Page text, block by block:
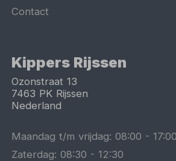
Contact
Kippers Rijssen
Ozonstraat 13
7463 PK Rijssen
Nederland
Maandag t/m vrijdag:08:00 -17:00
Zaterdag:08:30 -12:30